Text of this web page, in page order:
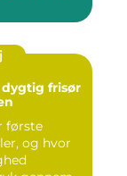
dygtig frisør
første
og hvor